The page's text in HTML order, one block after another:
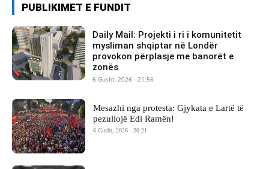
PUBLIKIMET E FUNDIT
Daily Mail: Projekti i ri i komunitetit
mysliman shqiptar në Londër
provokon përplasje me banorët e
zonës
6 Gusht, 2026 - 21:56
Mesazhi nga protesta: Gjykata e Lartë të
pezullojë Edi Ramën!
6 Gusht, 2026 - 20:21